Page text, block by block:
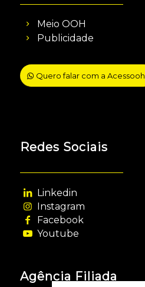
Meio OOH
Publicidade
Quero falar com a Acessooh
Redes Sociais
Linkedin
Instagram
Facebook
Youtube
Agência Filiada